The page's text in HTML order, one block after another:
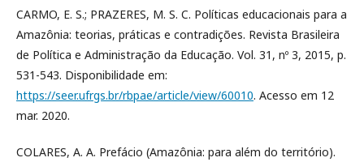
CARMO, E. S.; PRAZERES, M. S. C. Políticas educacionais para a
Amazônia: teorias, práticas e contradições. Revista Brasileira
de Política e Administração da Educação. Vol. 31, nº 3, 2015, p.
531-543. Disponibilidade em:
https://seer.ufrgs.br/rbpae/article/view/60010. Acesso em 12
mar. 2020.
COLARES, A. A. Prefácio (Amazônia: para além do território).